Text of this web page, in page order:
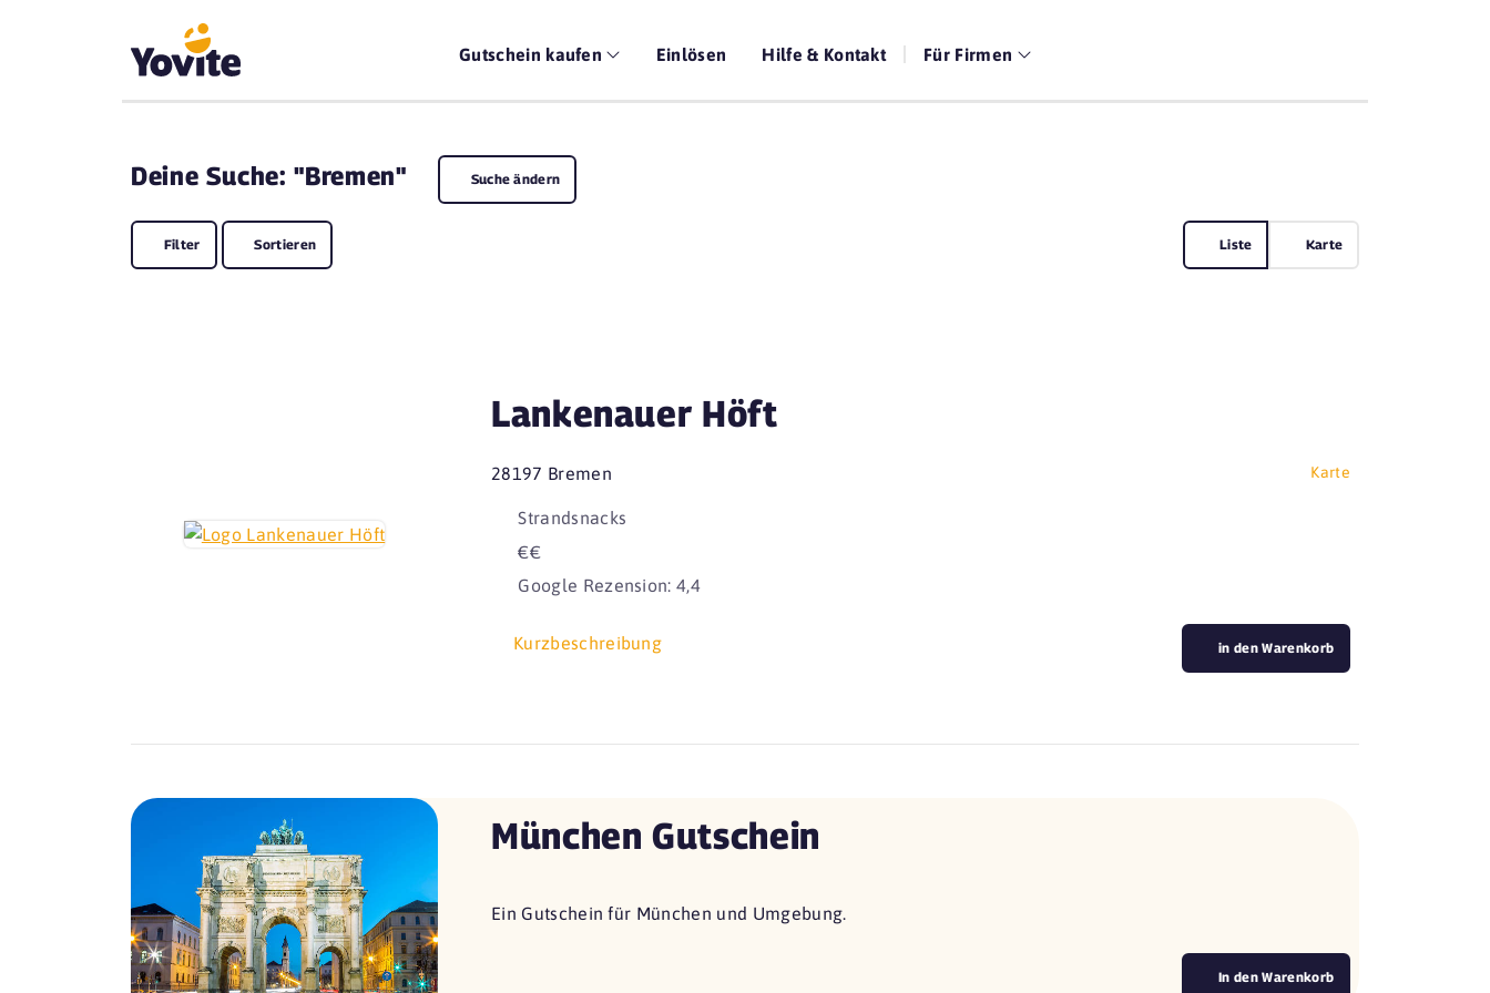
Gutschein kaufen Einlösen Hilfe & Kontakt Für Firmen
Deine Suche: "Bremen" Suche ändern
Filter Sortieren Liste Karte
Lankenauer Höft
28197 Bremen Karte
Strandsnacks
€€
Google Rezension: 4,4
Kurzbeschreibung in den Warenkorb
München Gutschein
Ein Gutschein für München und Umgebung.
In den Warenkorb